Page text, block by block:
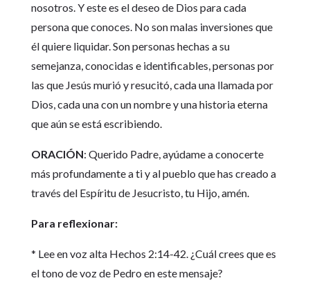
nosotros. Y este es el deseo de Dios para cada
persona que conoces. No son malas inversiones que
él quiere liquidar. Son personas hechas a su
semejanza, conocidas e identificables, personas por
las que Jesús murió y resucitó, cada una llamada por
Dios, cada una con un nombre y una historia eterna
que aún se está escribiendo.
ORACIÓN: Querido Padre, ayúdame a conocerte
más profundamente a ti y al pueblo que has creado a
través del Espíritu de Jesucristo, tu Hijo, amén.
Para reflexionar:
* Lee en voz alta Hechos 2:14-42. ¿Cuál crees que es
el tono de voz de Pedro en este mensaje?